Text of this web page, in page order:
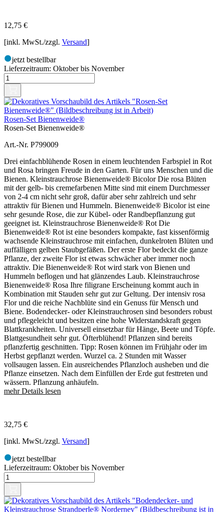
12,75 €
[inkl. MwSt./zzgl. Versand]
jetzt bestellbar
Lieferzeitraum: Oktober bis November
Rosen-Set Bienenweide®
Rosen-Set Bienenweide®
Art.-Nr. P799009
Drei einfachblühende Rosen in einem leuchtenden Farbspiel in Rot
und Rosa bringen Freude in den Garten. Für uns Menschen und die
Bienen. Kleinstrauchrose Bienenweide® Bicolor Die rosa Blüten
mit der gelb- bis cremefarbenen Mitte sind mit einem Durchmesser
von 2-4 cm nicht sehr groß, dafür aber sehr zahlreich und sehr
attraktiv für Bienen und Hummeln. Bienenweide® Bicolor ist eine
sehr gesunde Rose, die zur Kübel- oder Randbepflanzung gut
geeignet ist. Kleinstrauchrose Bienenweide® Rot Die
Bienenweide® Rot ist eine besonders kompakte, fast kissenförmig
wachsende Kleinstrauchrose mit einfachen, dunkelroten Blüten und
auffälligen gelben Staubgefäßen. Der erste Flor bedeckt die ganze
Pflanze, der zweite Flor ist etwas schwächer aber immer noch
attraktiv. Die Bienenweide® Rot wird stark von Bienen und
Hummeln beflogen und hat glänzendes Laub. Kleinstrauchrose
Bienenweide® Rosa Ihre filigrane Erscheinung kommt auch in
Kombination mit Stauden sehr gut zur Geltung. Der intensiv rosa
Flor und die reiche Nachblüte sind ein Genuss für Mensch und
Biene. Bodendecker- oder Kleinstrauchrosen sind besonders robust
und pflegeleicht und besitzen eine hohe Widerstandskraft gegen
Blattkrankheiten. Universell einsetzbar für Hänge, Beete und Töpfe.
Blattgesundheit sehr gut. Öfterblühend! Pflanzen sind bereits
pflanzfertig geschnitten. Tipp: Rosen können im Frühjahr oder im
Herbst gepflanzt werden. Wurzel ca. 2 Stunden mit Wasser
vollsaugen lassen. Ein ausreichendes Pflanzloch ausheben und die
Pflanze einsetzen. Nach dem Einfüllen der Erde gut festtreten und
wässern. Pflanzung anhäufeln.
mehr Details lesen
32,75 €
[inkl. MwSt./zzgl. Versand]
jetzt bestellbar
Lieferzeitraum: Oktober bis November